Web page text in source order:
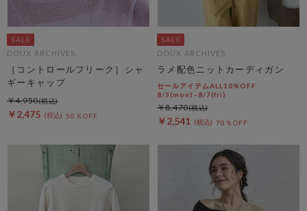
DOUX ARCHIVES
［コントロールフリーク］シャ
ギーキャップ
￥2,475 50％OFF
￥4,950
DOUX ARCHIVES
ラメ配色ニットカーディガン
セールアイテムALL10%OFF
8/3(mon)~8/7(fri)
￥2,541 70％OFF
￥8,470